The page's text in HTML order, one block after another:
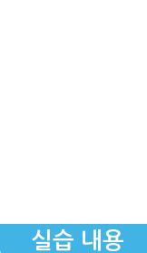
실습 내용